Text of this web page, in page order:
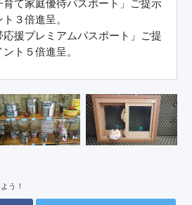
３倍進呈。
応援プレミアムパスポート」ご提
ト５倍進呈。
う！